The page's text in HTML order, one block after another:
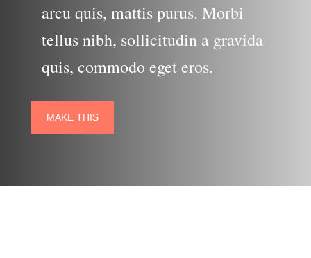
arcu quis, mattis purus. Morbi
tellus nibh, sollicitudin a gravida
quis, commodo eget eros.
MAKE THIS